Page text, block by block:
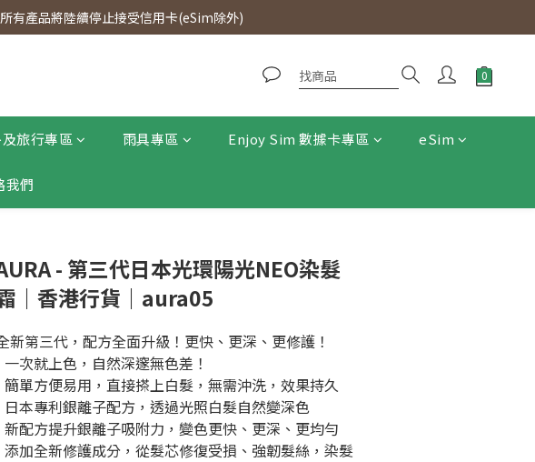
月31日）。滿$300即免運費。
有產品將陸續停止接受信用卡(eSim除外)
旅行專區 雨具專區 Enjoy Sim 數據卡專區 eSim
我們
- 第三代日本光環陽光NEO染髮
｜香港行貨｜aura05
新第三代，配方全面升級！更快、更深、更修護！
一次就上色，自然深邃無色差！
簡單方便易用，直接搽上白髮，無需沖洗，效果持久
日本專利銀離子配方，透過光照白髮自然變深色
新配方提升銀離子吸附力，變色更快、更深、更均勻
添加全新修護成分，從髮芯修復受損、強韌髮絲，染髮